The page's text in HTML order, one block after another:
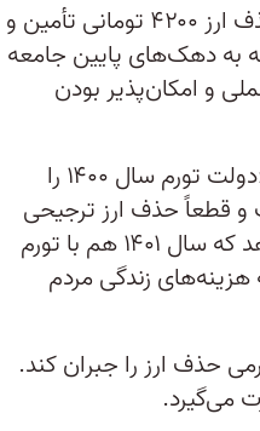
دولت تصمیم گرفته تا بخشی از هزینه‌های خود را با حذف ارز ۴۲۰۰ تومانی تأمین و
به دهک‌های پایین جامعه
و امکان‌پذیر بودن
کامران ندری، کارشناس اقتصادی در این باره می‌گوید: «دولت تورم سال ۱۴۰۰ را
و قطعاً حذف ارز ترجیحی
هم تورم‌زا خواهد بود. تمام این موضوع‌ها نشان می‌دهد که سال ۱۴۰۱ هم با تورم
هزینه‌های زندگی مردم
حذف ارز را جبران کند.
می‌گیرد.